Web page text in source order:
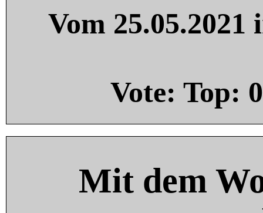
Vom
Vote: Top: 0
Mit dem